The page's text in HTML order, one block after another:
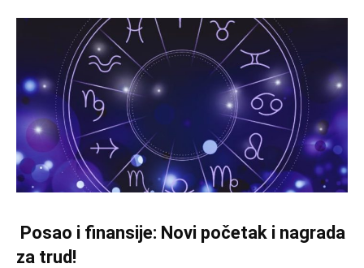
Posao i finansije: Novi početak i nagrada
za trud!